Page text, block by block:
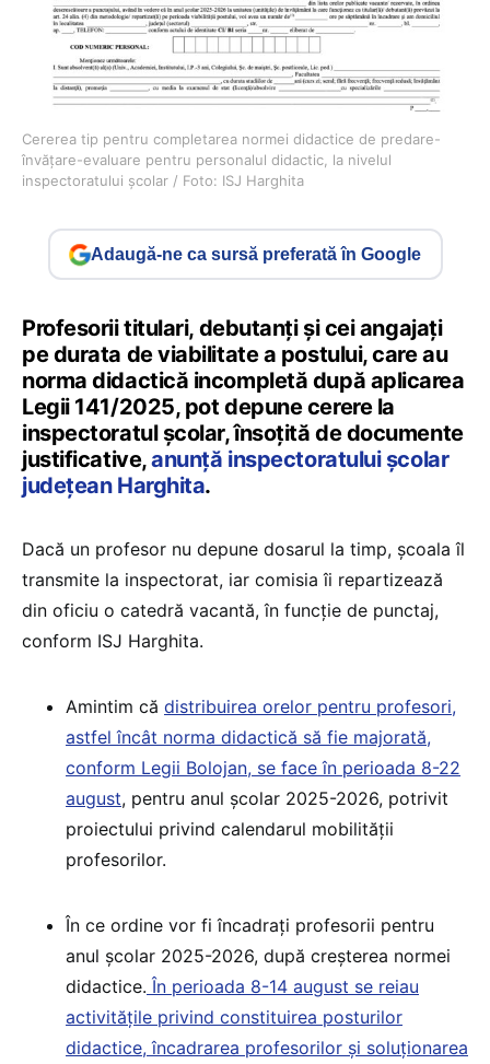
Cererea tip pentru completarea normei didactice de predare-
învățare-evaluare pentru personalul didactic, la nivelul
inspectoratului școlar / Foto: ISJ Harghita
Adaugă-ne ca sursă preferată în Google
Profesorii titulari, debutanți și cei angajați
pe durata de viabilitate a postului, care au
norma didactică incompletă după aplicarea
Legii 141/2025, pot depune cerere la
inspectoratul școlar, însoțită de documente
justificative,anunță inspectoratului școlar
județean Harghita.
Dacă un profesor nu depune dosarul la timp, școala îl
transmite la inspectorat, iar comisia îi repartizează
din oficiu o catedră vacantă, în funcție de punctaj,
conform ISJ Harghita.
Amintim că distribuirea orelor pentru profesori,
astfel încât norma didactică să fie majorată,
conform Legii Bolojan, se face în perioada 8-22
august, pentru anul școlar 2025-2026, potrivit
proiectului privind calendarul mobilității
profesorilor.
În ce ordine vor fi încadrați profesorii pentru
anul școlar 2025-2026, după creșterea normei
didactice. În perioada 8-14 august se reiau
activitățile privind constituirea posturilor
didactice, încadrarea profesorilor și soluționarea